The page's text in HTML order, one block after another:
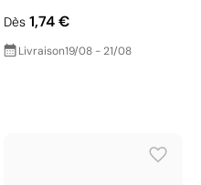
Dès 1,74 €
Livraison19/08 - 21/08